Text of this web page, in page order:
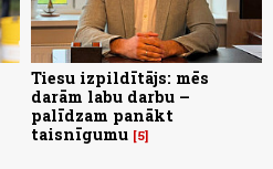
Tiesu izpildītājs: mēs
darām labu darbu –
palīdzam panākt
taisnīgumu 5